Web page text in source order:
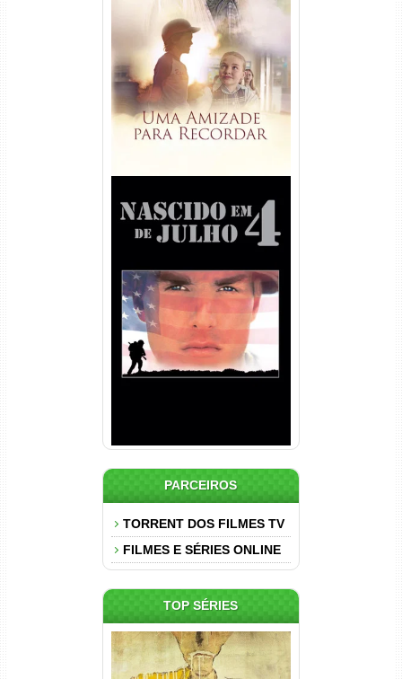
Uma Amizade para Recordar
Torrent (2025) WEB-DL 1080p
Dual Áudio
Nascido em 4 de Julho
Torrent (1989) WEB-DL 1080p
Dual Áudio
PARCEIROS
TORRENT DOS FILMES TV
FILMES E SÉRIES ONLINE
TOP SÉRIES